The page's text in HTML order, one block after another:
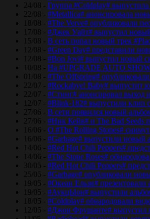
24/08 - Группа #Coldplay#
22/08 - #Metallica# анонсировала
18/08 - #The Verve# опубликовали
17/08 - #Джек Уайт# выпустил
15/08 - В сеть попал новый трек
12/08 - #Green Day# представили
12/08 - #Bon Jovi# выпустил новый
10/08 - На #UPGRADE AUTO
01/08 - #The Offspring#
22/07 - #Rockabye! Baby# выпустит
22/07 - #Стинг# анонсировал выход
12/07 - #Blink-182# выпустили клип
27/06 - В сети появился новый
27/06 - #Ник Кейв# и The Bad Seeds
16/06 - О #The Rolling Stones#
16/06 - #Garbage# выпустили новый
14/06 - #Red Hot Chili Peppers#
14/06 - #The Stone Roses#
30/05 - #Red Hot Chili Peppers#
25/05 - #Garbage# опубликовали
19/05 - #Океан Ельзи# презентовали
19/05 - #АукцЫон# выпустили
18/05 - #Coldplay# обнародовали
12/05 - #Джон Фрушанте# выпустил